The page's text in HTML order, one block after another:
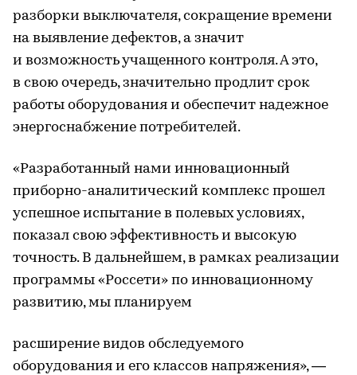
разборки выключателя, сокращение времени
на выявление дефектов, а значит
и возможность учащенного контроля. А это,
в свою очередь, значительно продлит срок
работы оборудования и обеспечит надежное
энергоснабжение потребителей.
«Разработанный нами инновационный
приборно-аналитический комплекс прошел
успешное испытание в полевых условиях,
показал свою эффективность и высокую
точность. В дальнейшем, в рамках реализации
программы «Россети» по инновационному
развитию, мы планируем
расширение видов обследуемого
оборудования и его классов напряжения», —